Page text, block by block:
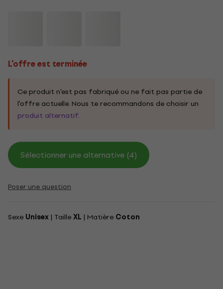
L'offre est terminée
Ce produit n'est pas fabriqué ou ne fait pas partie de
l'offre actuelle. Nous te recommandons de choisir un
produit alternatif.
Sélectionner une alternative (4)
Poser une question
Sexe Unisex | TailleXL | Matière Coton